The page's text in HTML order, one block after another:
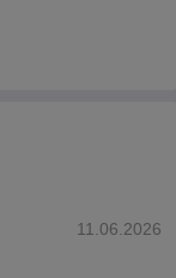
11.06.2026